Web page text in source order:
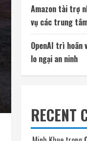
Amazon tài trợ
vụ các trung
OpenAI trì
lo ngại an ninh
RECENT